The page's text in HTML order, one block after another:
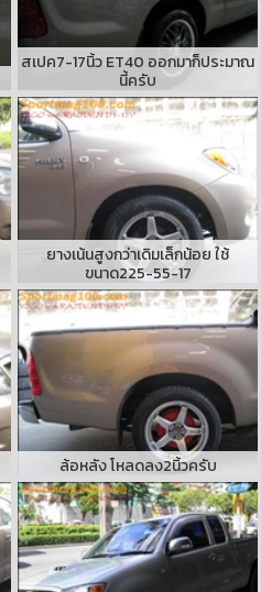
สเปค7-17นิ้ว ET40 ออกมาก็ประมาณ
นี้ครับ
ยางเน้นสูงกว่าเดิมเล็กน้อย ใช้
ขนาด225-55-17
ล้อหลัง โหลดลง2นิ้วครับ